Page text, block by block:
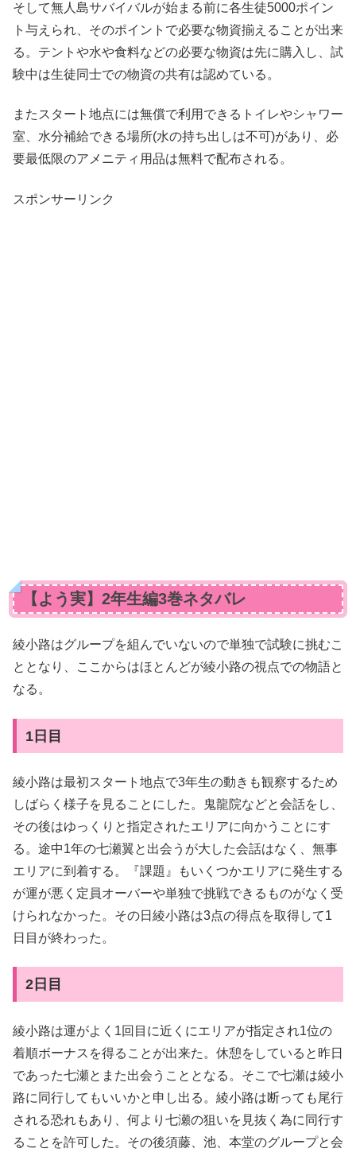
そして無人島サバイバルが始まる前に各生徒5000ポイン
ト与えられ、そのポイントで必要な物資揃えることが出来
る。テントや水や食料などの必要な物資は先に購入し、試
験中は生徒同士での物資の共有は認めている。
またスタート地点には無償で利用できるトイレやシャワー
室、水分補給できる場所(水の持ち出しは不可)があり、必
要最低限のアメニティ用品は無料で配布される。
スポンサーリンク
【よう実】2年生編3巻ネタバレ
綾小路はグループを組んでいないので単独で試験に挑むこ
ととなり、ここからはほとんどが綾小路の視点での物語と
なる。
1日目
綾小路は最初スタート地点で3年生の動きも観察するため
しばらく様子を見ることにした。鬼龍院などと会話をし、
その後はゆっくりと指定されたエリアに向かうことにす
る。途中1年の七瀬翼と出会うが大した会話はなく、無事
エリアに到着する。『課題』もいくつかエリアに発生する
が運が悪く定員オーバーや単独で挑戦できるものがなく受
けられなかった。その日綾小路は3点の得点を取得して1
日目が終わった。
2日目
綾小路は運がよく1回目に近くにエリアが指定され1位の
着順ボーナスを得ることが出来た。休憩をしていると昨日
であった七瀬とまた出会うこととなる。そこで七瀬は綾小
路に同行してもいいかと申し出る。綾小路は断っても尾行
される恐れもあり、何より七瀬の狙いを見抜く為に同行す
ることを許可した。その後須藤、池、本堂のグループと会